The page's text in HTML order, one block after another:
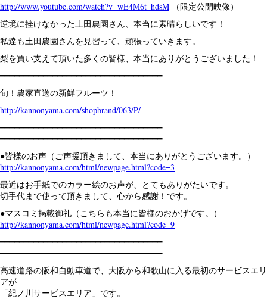
http://www.youtube.com/watch?v=wE4M6t_hdsM （限定公開映像）
逆境に挫けなかった土田農園さん、本当に素晴らしいです！
私達も土田農園さんを見習って、頑張っていきます。
梨を買い支えて頂いた多くの皆様、本当にありがとうございました！
━━━━━━━━━━━━━━━━━━━━━━━━━━━━━━━━━━
旬！農家直送の新鮮フルーツ！
http://kannonyama.com/shopbrand/063/P/
━━━━━━━━━━━━━━━━━━━━━━━━━━━━━━━━━━
━━━━━━━━━━━━━━━━━━━━━━━━━━━━━━━━━━
●皆様のお声（ご声援頂きまして、本当にありがとうございます。）
http://kannonyama.com/html/newpage.html?code=3
最近はお手紙でのカラー絵のお声が、とてもありがたいです。
切手代まで使って頂きまして、心から感謝！です。
●マスコミ掲載御礼（こちらも本当に皆様のおかげです。）
http://kannonyama.com/html/newpage.html?code=9
━━━━━━━━━━━━━━━━━━━━━━━━━━━━━━━━━━
━━━━━━━━━━━━━━━━━━━━━━━━━━━━━━━━━━
高速道路の阪和自動車道で、大阪から和歌山に入る最初のサービスエリ
アが
「紀ノ川サービスエリア」です。